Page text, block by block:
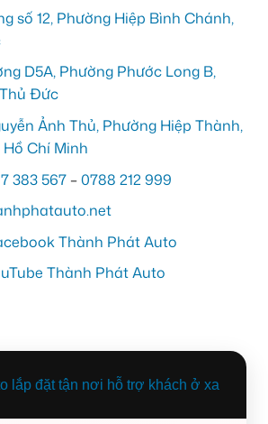
số 12, Phường Hiệp Bình Chánh,
D5A, Phường Phước Long B,
Đức
Ảnh Thủ, Phường Hiệp Thành,
Hồ Chí Minh
383 567 –0788 212 999
Thành Phát Auto
Thành Phát Auto